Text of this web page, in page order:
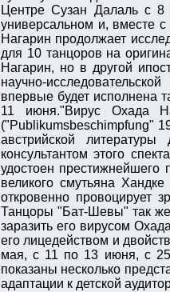
Центре Сузан Далаль с
универсальном и, вместе
Нагарин продолжает
для 10 танцоров на
Нагарин, но в другой
научно-
впервые будет исполнена
11 июня."Вирус Охада
("Publikumsbeschimpfung"
австрийской
консультантом этого
удостоен
великого смутьяна
откровенно провоцирует
Танцоры "Бат-Шевы" так же
заразить его вирусом
его лицедейством и
мая, с 11 по 13 июня, с
показаны несколько
адаптации к детской